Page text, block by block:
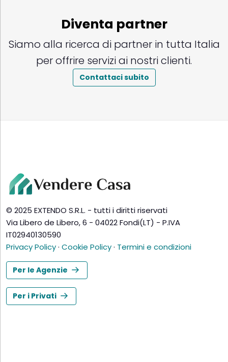
Diventa partner
Siamo alla ricerca di partner in tutta Italia
per offrire servizi ai nostri clienti.
Contattaci subito
© 2025 EXTENDO S.R.L. - tutti i diritti riservati
Via Libero de Libero, 6 - 04022 Fondi(LT) - P.IVA
IT02940130590
Privacy Policy· Cookie Policy· Termini e condizioni
Per le Agenzie
Per i Privati